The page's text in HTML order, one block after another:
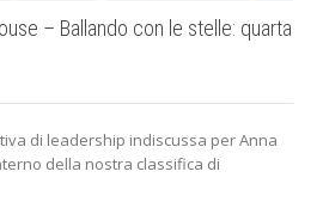
– Ballando con le stelle: quarta
di leadership indiscussa per Anna
della nostra classifica di